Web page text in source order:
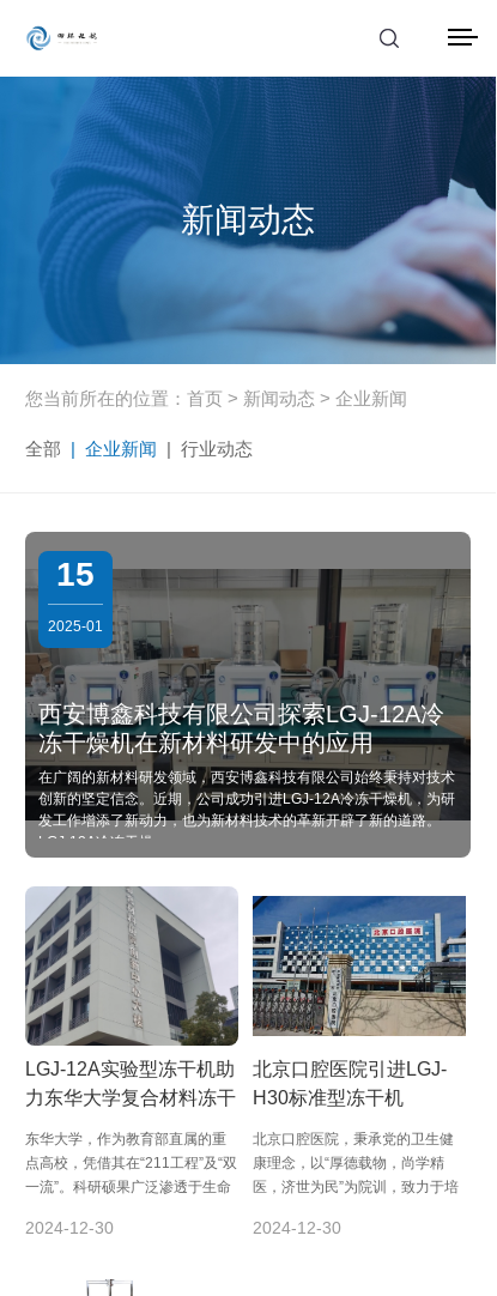
产品中心
解决方案
服务支持
新闻动态
关于我们
新闻动态
您当前所在的位置： 首页 > 新闻动态 > 企业新闻
全部 | 企业新闻 | 行业动态
15
2025-01
西安博鑫科技有限公司探索LGJ-12A冷
冻干燥机在新材料研发中的应用
在广阔的新材料研发领域，西安博鑫科技有限公司始终秉持对技术
创新的坚定信念。近期，公司成功引进LGJ-12A冷冻干燥机，为研
发工作增添了新动力，也为新材料技术的革新开辟了新的道路。
LGJ-12A冷冻干燥
LGJ-12A实验型冻干机助
力东华大学复合材料冻干
东华大学，作为教育部直属的重
点高校，凭借其在“211工程”及“双
一流”。科研硕果广泛渗透于生命
天、大型...
2024-12-30
北京口腔医院引进LGJ-
H30标准型冻干机
北京口腔医院，秉承党的卫生健
康理念，以“厚德载物，尚学精
医，济世为民”为院训，致力于培
口腔健康，同时...
2024-12-30